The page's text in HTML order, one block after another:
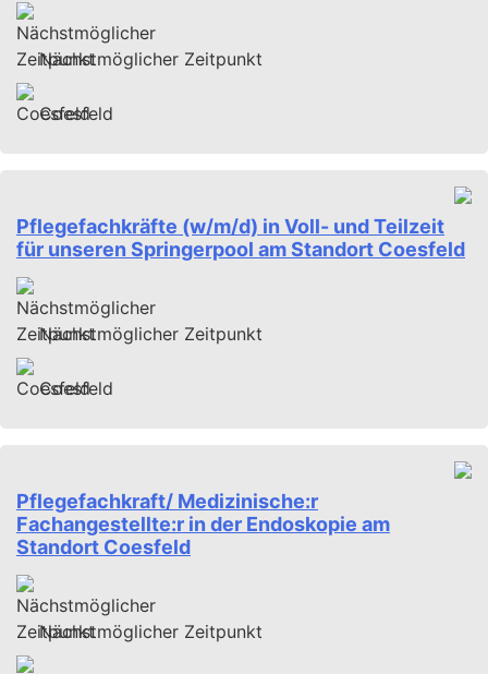
Nächstmöglicher Zeitpunkt
Coesfeld
Pflegefachkräfte (w/m/d) in Voll- und Teilzeit
für unseren Springerpool am Standort Coesfeld
Nächstmöglicher Zeitpunkt
Coesfeld
Pflegefachkraft/ Medizinische:r
Fachangestellte:r in der Endoskopie am
Standort Coesfeld
Nächstmöglicher Zeitpunkt